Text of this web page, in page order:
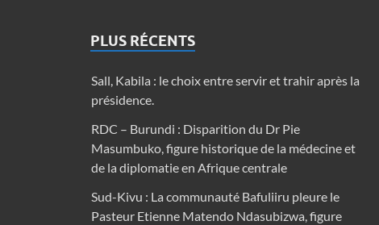
PLUS RÉCENTS
Sall, Kabila : le choix entre servir et trahir après la
présidence.
RDC – Burundi : Disparition du Dr Pie
Masumbuko, figure historique de la médecine et
de la diplomatie en Afrique centrale
Sud-Kivu : La communauté Bafuliiru pleure le
Pasteur Etienne Matendo Ndasubizwa, figure